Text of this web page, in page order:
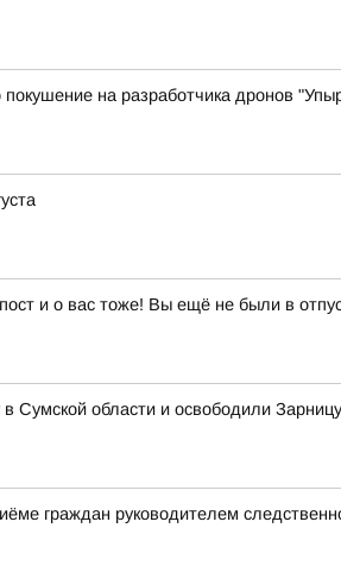
на разработчика дронов
и о вас тоже! Вы ещё не были в
области и освободили
граждан руководителем